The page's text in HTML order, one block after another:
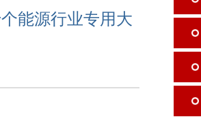
能源行业专用大